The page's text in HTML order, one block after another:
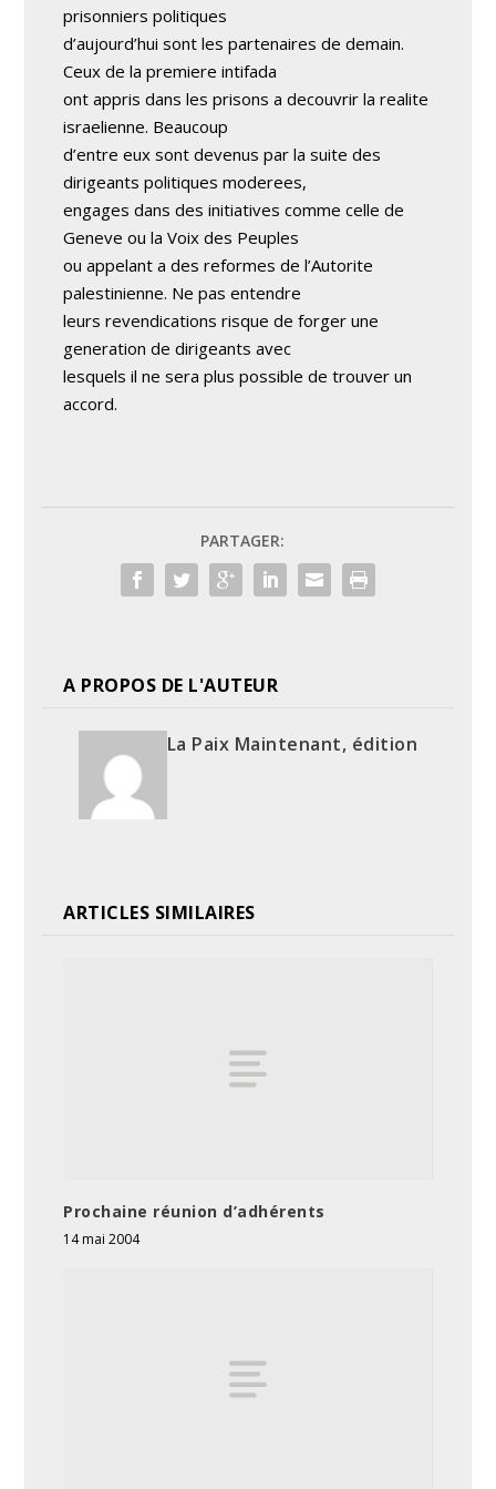
prisonniers politiques
d’aujourd’hui sont les partenaires de demain.
Ceux de la premiere intifada
ont appris dans les prisons a decouvrir la realite
israelienne. Beaucoup
d’entre eux sont devenus par la suite des
dirigeants politiques moderees,
engages dans des initiatives comme celle de
Geneve ou la Voix des Peuples
ou appelant a des reformes de l’Autorite
palestinienne. Ne pas entendre
leurs revendications risque de forger une
generation de dirigeants avec
lesquels il ne sera plus possible de trouver un
accord.
PARTAGER:
A PROPOS DE L'AUTEUR
La Paix Maintenant, édition
ARTICLES SIMILAIRES
Prochaine réunion d’adhérents
14 mai 2004